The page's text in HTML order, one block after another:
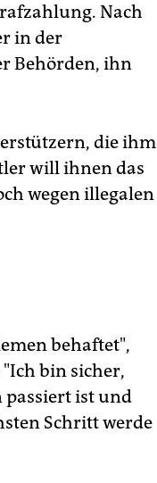
Nach
in der
Behörden, ihn
die ihm
will ihnen das
wegen illegalen
behaftet",
"Ich bin sicher,
passiert ist und
Schritt werde